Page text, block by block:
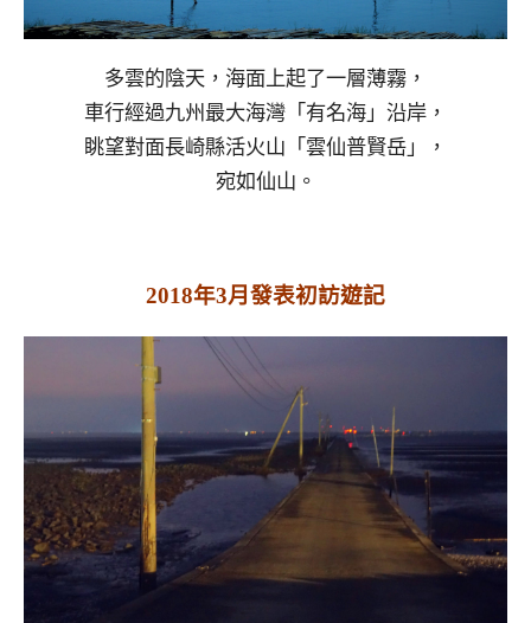
多雲的陰天，海面上起了一層薄霧，
車行經過九州最大海灣「有名海」沿岸，
眺望對面長崎縣活火山「雲仙普賢岳」，
宛如仙山。
2018年3月發表初訪遊記